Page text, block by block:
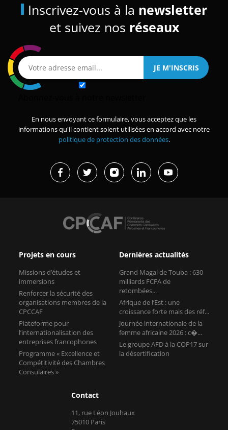
Inscrivez-vous à la newsletter
et suivez nos réseaux
En nous envoyant ce formulaire, vous acceptez que les
informations qu'il contient soient utilisées en accord avec notre
politique de protection des données.
Projets en cours
Missions d’études et
immersions
Renforcer la sécurité des
organisations membres de la
CPCCAF
Plateforme pour
l’internationalisation des
entreprises francophones
Programme « Excellence et
Compétitivité des Chambres
Consulaires »
Dernières actualités
Grand Magal de Touba : 630
milliards FCFA de
retombées...
Afrique de l’Est : une
croissance forte mais des réf...
Journée internationale de la
femme africaine 2026 : c�...
Le groupe AFD à la COP17 sur
la désertification
Contact
11, rue Léon Jouhaux
75010 Paris